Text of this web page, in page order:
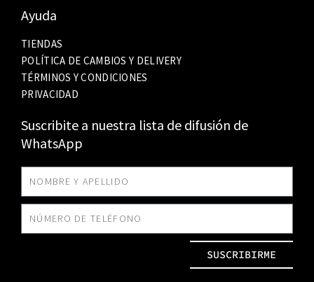
Ayuda
TIENDAS
POLÍTICA DE CAMBIOS Y DELIVERY
TÉRMINOS Y CONDICIONES
PRIVACIDAD
Suscribite a nuestra lista de difusión de
WhatsApp
SUSCRIBIRME